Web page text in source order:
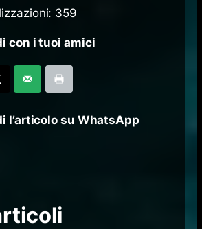
359
con i tuoi amici
l’articolo su WhatsApp